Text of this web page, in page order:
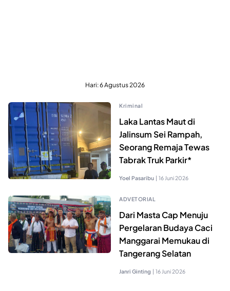
Hari:6 Agustus 2026
Kriminal
Laka Lantas Maut di
Jalinsum Sei Rampah,
Seorang Remaja Tewas
Tabrak Truk Parkir*
Yoel Pasaribu | 16 Juni 2026
ADVETORIAL
Dari Masta Cap Menuju
Pergelaran Budaya Caci
Manggarai Memukau di
Tangerang Selatan
Janri Ginting | 16 Juni 2026